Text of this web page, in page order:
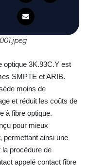
optique 3K.93C.Y est
SMPTE et ARIB.
moins de
et réduit les coûts de
à fibre optique.
pour mieux
permettant ainsi une
procédure de
appelé contact fibre